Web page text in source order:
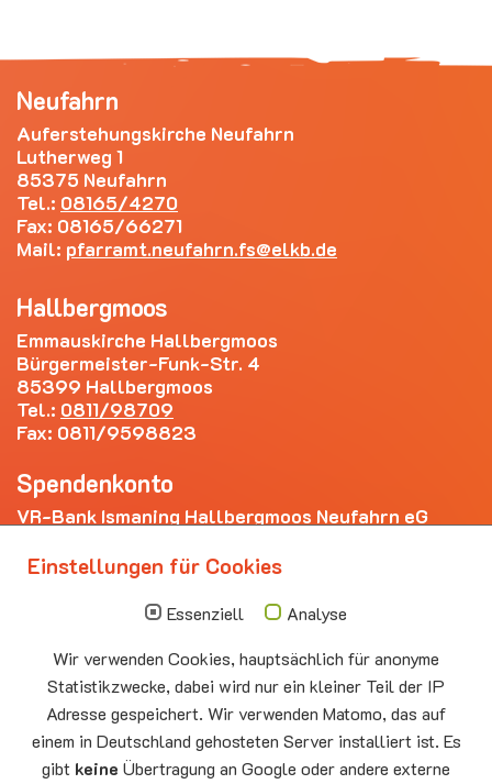
Neufahrn
Auferstehungskirche Neufahrn
Lutherweg 1
85375 Neufahrn
Tel.: 08165/4270
Fax: 08165/66271
Mail: pfarramt.neufahrn.fs elkb.de
Hallbergmoos
Emmauskirche Hallbergmoos
Bürgermeister-Funk-Str. 4
85399 Hallbergmoos
Tel.: 0811/98709
Fax: 0811/9598823
Spendenkonto
VR-Bank Ismaning Hallbergmoos Neufahrn eG
Die nächsten Termine
10.00 - 11.00
Auferstehungskirche Neufahrn
Montag
15.00 - 17.00
10.08
Senioren-Spieletreff Neufahrn
Auferstehungskirche Neufahrn
Einstellungen für Cookies
Essenziell
Analyse
Wir verwenden Cookies, hauptsächlich für anonyme
Statistikzwecke, dabei wird nur ein kleiner Teil der IP
Adresse gespeichert. Wir verwenden Matomo, das auf
einem in Deutschland gehosteten Server installiert ist. Es
gibt keine Übertragung an Google oder andere externe